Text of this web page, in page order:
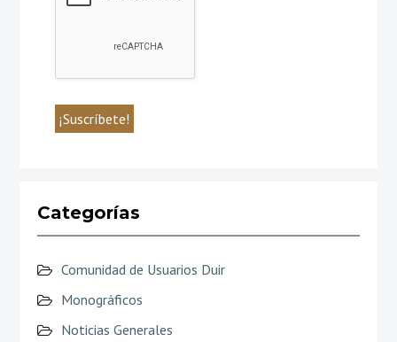
Categorías
Comunidad de Usuarios Duir
Monográficos
Noticias Generales